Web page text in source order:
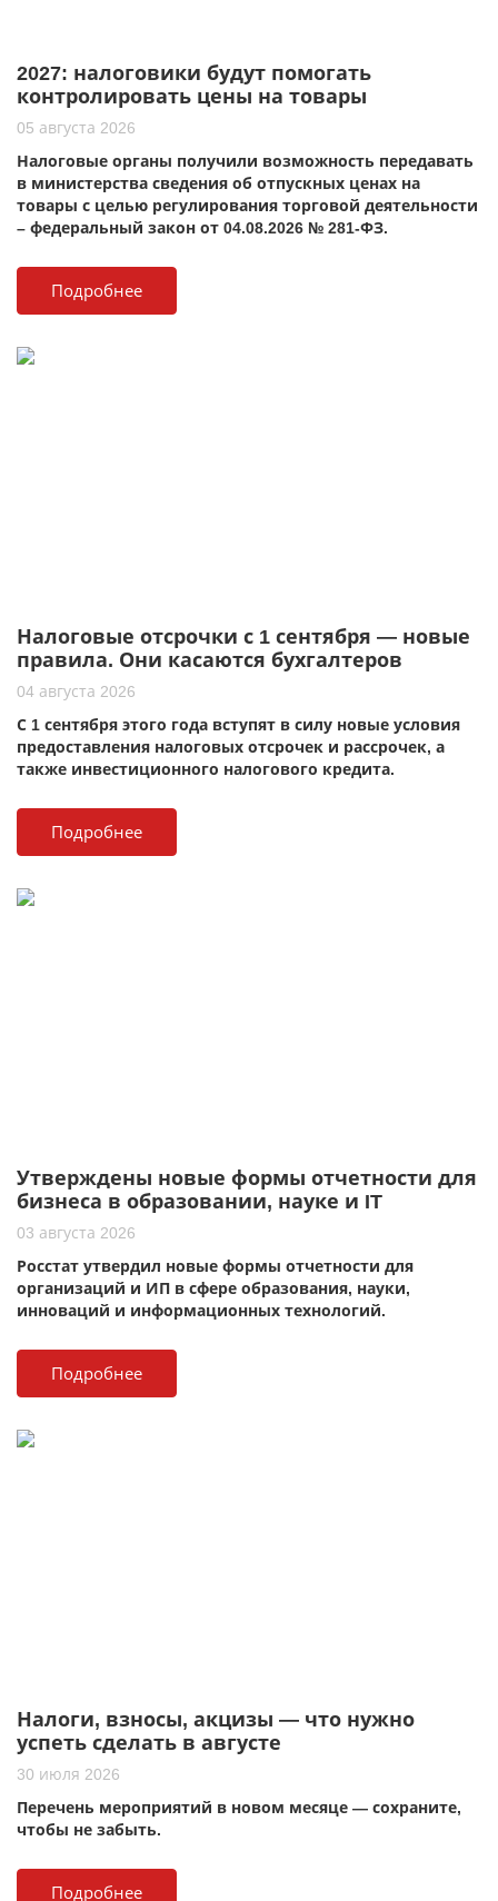
2027: налоговики будут помогать
контролировать цены на товары
05 августа 2026
Налоговые органы получили возможность передавать
в министерства сведения об отпускных ценах на
товары с целью регулирования торговой деятельности
– федеральный закон от 04.08.2026 № 281-ФЗ.
Подробнее
Налоговые отсрочки с 1 сентября — новые
правила. Они касаются бухгалтеров
04 августа 2026
С 1 сентября этого года вступят в силу новые условия
предоставления налоговых отсрочек и рассрочек, а
также инвестиционного налогового кредита.
Подробнее
Утверждены новые формы отчетности для
бизнеса в образовании, науке и IT
03 августа 2026
Росстат утвердил новые формы отчетности для
организаций и ИП в сфере образования, науки,
инноваций и информационных технологий.
Подробнее
Налоги, взносы, акцизы — что нужно
успеть сделать в августе
30 июля 2026
Перечень мероприятий в новом месяце — сохраните,
чтобы не забыть.
Подробнее